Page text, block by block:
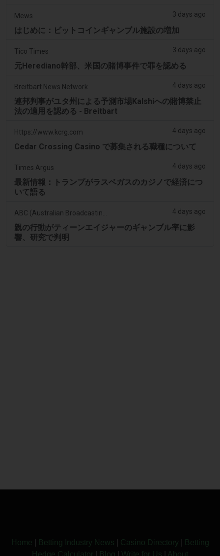
Mews 3 days ago
はじめに：ビットコインギャンブル施設の増加
Tico Times 3 days ago
元Herediano幹部、米国の賭博事件で罪を認める
Breitbart News Network 4 days ago
連邦判事がユタ州による予測市場Kalshiへの賭博禁止
法の適用を認める - Breitbart
Https://www.kcrg.com 4 days ago
Cedar Crossing Casino で募集される職種について
Times Argus 4 days ago
最新情報：トランプがラスベガスのカジノで経済につ
いて語る
4 days ago
親の行動がティーンエイジャーのギャンブル率に影
響、研究で判明
Home Betting Industry News Casino Directory
Betting
Hedge Calculator
Blog Write for Us About